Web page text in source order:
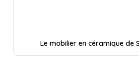
Le mobilier en céramique de